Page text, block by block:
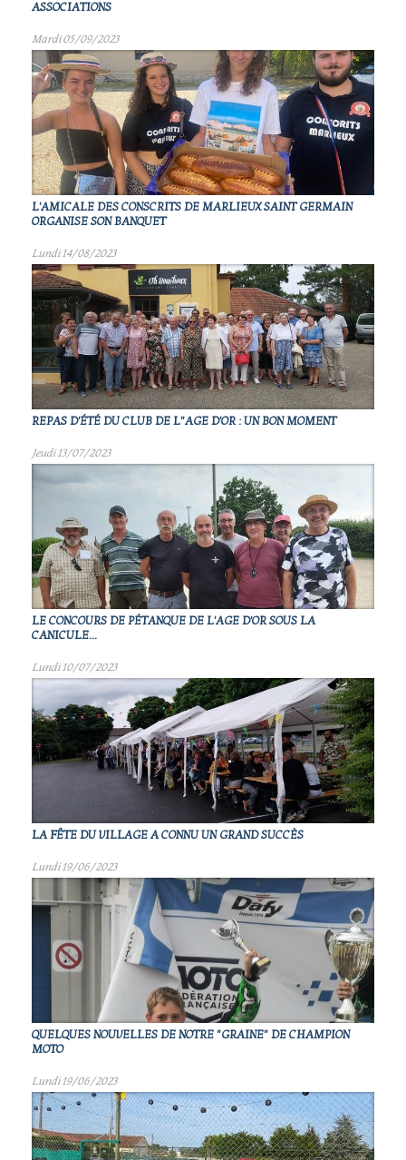
ASSOCIATIONS
Mardi 05/09/2023
L'AMICALE DES CONSCRITS DE MARLIEUX SAINT GERMAIN
ORGANISE SON BANQUET
Lundi 14/08/2023
REPAS D'ÉTÉ DU CLUB DE L"AGE D'OR : UN BON MOMENT
Jeudi 13/07/2023
LE CONCOURS DE PÉTANQUE DE L'AGE D'OR SOUS LA
CANICULE...
Lundi 10/07/2023
LA FÊTE DU VILLAGE A CONNU UN GRAND SUCCÈS
Lundi 19/06/2023
QUELQUES NOUVELLES DE NOTRE "GRAINE" DE CHAMPION
MOTO
Lundi 19/06/2023